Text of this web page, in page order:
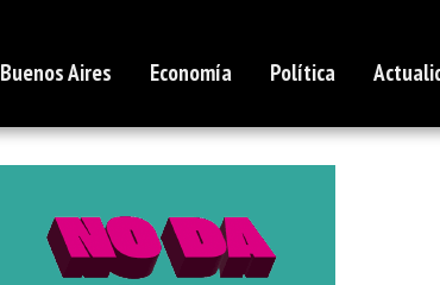
Buenos Aires Economía Política